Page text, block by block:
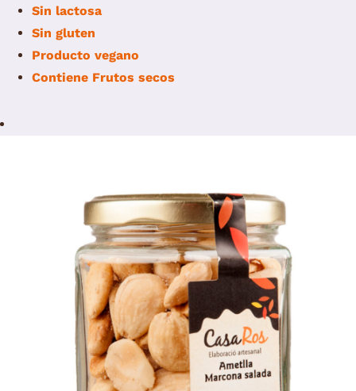
Sin lactosa
Sin gluten
Producto vegano
Contiene Frutos secos
Select options
/